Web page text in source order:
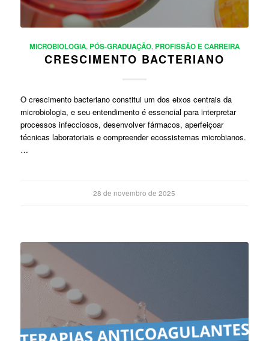
MICROBIOLOGIA,PÓS-GRADUAÇÃO,PROFISSÃO E CARREIRA
CRESCIMENTO BACTERIANO
O crescimento bacteriano constitui um dos eixos centrais da
microbiologia, e seu entendimento é essencial para interpretar
processos infecciosos, desenvolver fármacos, aperfeiçoar
técnicas laboratoriais e compreender ecossistemas microbianos.
…
28 de novembro de 2025